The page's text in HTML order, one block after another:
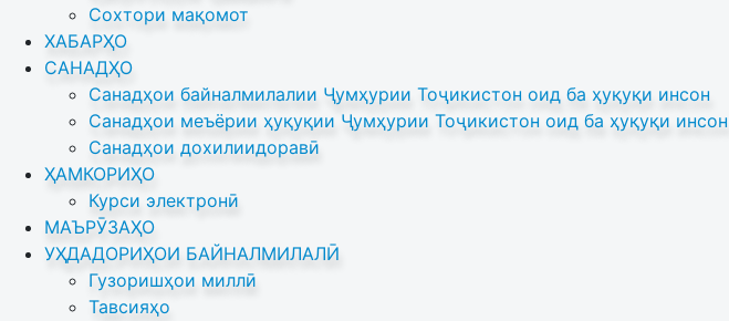
Сохтори мақомот
ХАБАРҲО
САНАДҲО
Санадҳои байналмилалии Ҷумҳурии Тоҷикистон оид ба ҳуқуқи инсон
Санадҳои меъёрии ҳуқуқии Ҷумҳурии Тоҷикистон оид ба ҳуқуқи инсон
Санадҳои дохилиидоравӣ
ҲАМКОРИҲО
Курси электронӣ
МАЪРӮЗАҲО
УҲДАДОРИҲОИ БАЙНАЛМИЛАЛӢ
Гузоришҳои миллӣ
Тавсияҳо